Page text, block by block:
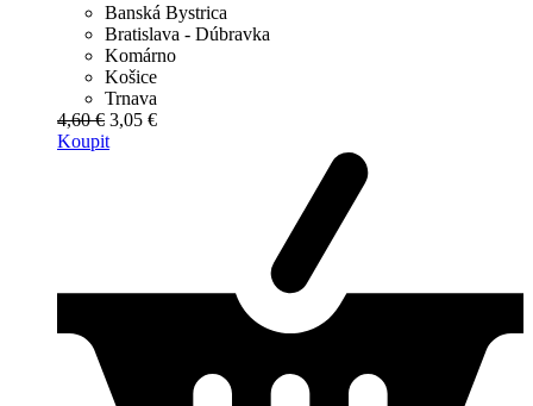
Banská Bystrica
Bratislava - Dúbravka
Komárno
Košice
Trnava
4,60 € 3,05 €
Koupit